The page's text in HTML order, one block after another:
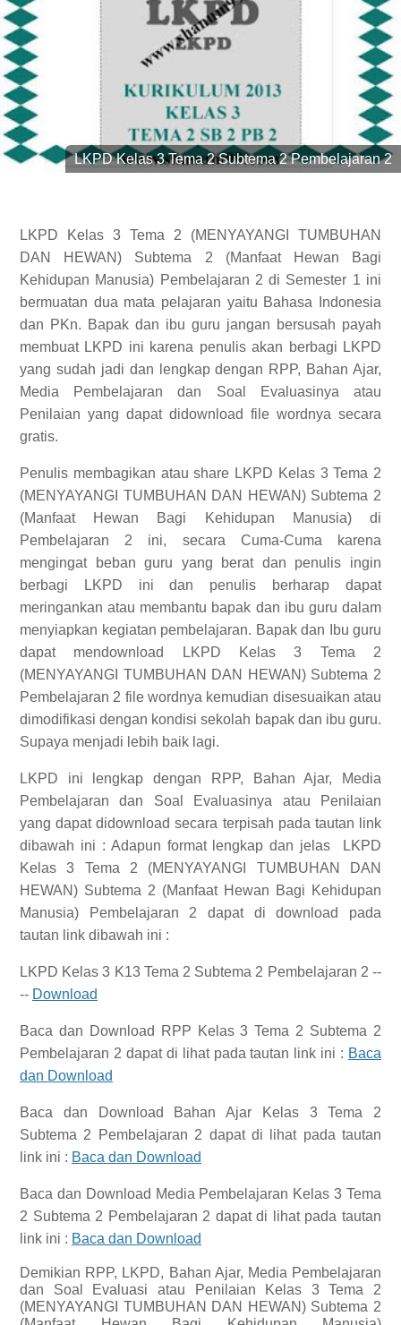
LKPD Kelas 3 Tema 2 Subtema 2 Pembelajaran 2
LKPD Kelas 3 Tema 2 (MENYAYANGI TUMBUHAN
DAN HEWAN) Subtema 2 (Manfaat Hewan Bagi
Kehidupan Manusia) Pembelajaran 2 di Semester 1 ini
bermuatan dua mata pelajaran yaitu Bahasa Indonesia
dan PKn. Bapak dan ibu guru jangan bersusah payah
membuat LKPD ini karena penulis akan berbagi LKPD
yang sudah jadi dan lengkap dengan RPP, Bahan Ajar,
Media Pembelajaran dan Soal Evaluasinya atau
Penilaian yang dapat didownload file wordnya secara
gratis.
Penulis membagikan atau share LKPD Kelas 3 Tema 2
(MENYAYANGI TUMBUHAN DAN HEWAN) Subtema 2
(Manfaat Hewan Bagi Kehidupan Manusia) di
Pembelajaran 2 ini, secara Cuma-Cuma karena
mengingat beban guru yang berat dan penulis ingin
berbagi LKPD ini dan penulis berharap dapat
meringankan atau membantu bapak dan ibu guru dalam
menyiapkan kegiatan pembelajaran. Bapak dan Ibu guru
dapat mendownload LKPD Kelas 3 Tema 2
(MENYAYANGI TUMBUHAN DAN HEWAN) Subtema 2
Pembelajaran 2 file wordnya kemudian disesuaikan atau
dimodifikasi dengan kondisi sekolah bapak dan ibu guru.
Supaya menjadi lebih baik lagi.
LKPD ini lengkap dengan RPP, Bahan Ajar, Media
Pembelajaran dan Soal Evaluasinya atau Penilaian
yang dapat didownload secara terpisah pada tautan link
dibawah ini : Adapun format lengkap dan jelas
LKPD
Kelas 3 Tema 2 (MENYAYANGI TUMBUHAN DAN
HEWAN) Subtema 2 (Manfaat Hewan Bagi Kehidupan
Manusia) Pembelajaran 2 dapat di download pada
tautan link dibawah ini :
LKPD Kelas 3 K13 Tema 2 Subtema 2 Pembelajaran 2 --
-- Download
Baca dan Download
RPP Kelas 3 Tema 2 Subtema 2
Pembelajaran 2 dapat di lihat pada tautan link ini : Baca
dan Download
Baca dan Download
Bahan Ajar Kelas 3 Tema 2
Subtema 2 Pembelajaran 2 dapat di lihat pada tautan
link ini : Baca dan Download
Baca dan Download Media Pembelajaran Kelas 3 Tema
2 Subtema 2 Pembelajaran 2 dapat di lihat pada tautan
link ini : Baca dan Download
Demikian RPP, LKPD, Bahan Ajar, Media Pembelajaran
dan Soal Evaluasi atau Penilaian Kelas 3 Tema 2
(MENYAYANGI TUMBUHAN DAN HEWAN) Subtema 2